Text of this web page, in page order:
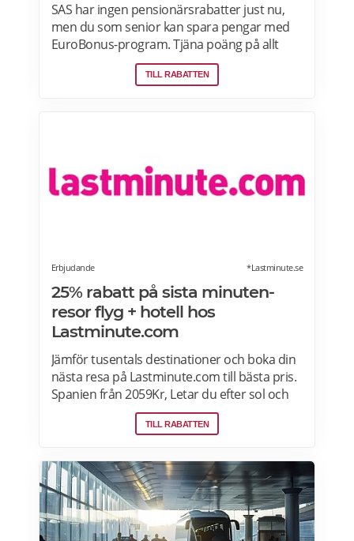
SAS har ingen pensionärsrabatter just nu,
men du som senior kan spara pengar med
EuroBonus-program. Tjäna poäng på allt
från flygningar till snabbmat och spendera
dem på nästa resa, uppgraderingar och
här.
TILL RABATTEN
Erbjudande *Lastminute.se
25% rabatt på sista minuten-
resor flyg + hotell hos
Lastminute.com
Jämför tusentals destinationer och boka din
nästa resa på Lastminute.com till bästa pris.
Spanien från 2059Kr, Letar du efter sol och
hav? Boka flyg + hotell på Lastminute.com
och koppla av i sanden. Läs mer om aktuella
Lastminute.com här.
TILL RABATTEN